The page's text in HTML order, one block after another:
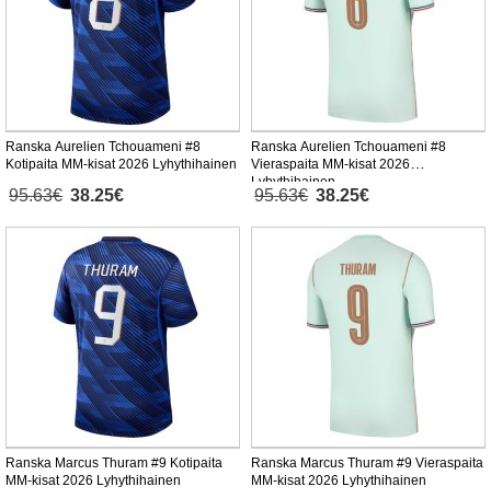
Ranska Aurelien Tchouameni #8
Kotipaita MM-kisat 2026 Lyhythihainen
95.63€ 38.25€
Ranska Aurelien Tchouameni #8
Vieraspaita MM-kisat 2026
Lyhythihainen
95.63€ 38.25€
Ranska Marcus Thuram #9 Kotipaita
MM-kisat 2026 Lyhythihainen
Ranska Marcus Thuram #9 Vieraspaita
MM-kisat 2026 Lyhythihainen